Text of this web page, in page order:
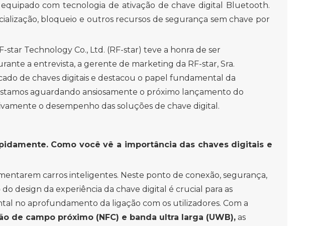
com tecnologia de ativação de chave digital Bluetooth.
bloqueio e outros recursos de segurança sem chave por
star Technology Co., Ltd. (RF-star) teve a honra de ser
a entrevista, a gerente de marketing da RF-star, Sra.
de chaves digitais e destacou o papel fundamental da
aguardando ansiosamente o próximo lançamento do
o desempenho das soluções de chave digital.
Como você vê a importância das chaves digitais e
carros inteligentes. Neste ponto de conexão, segurança,
design da experiência da chave digital é crucial para as
no aprofundamento da ligação com os utilizadores. Com a
de campo próximo (NFC) e banda ultra larga (UWB), as